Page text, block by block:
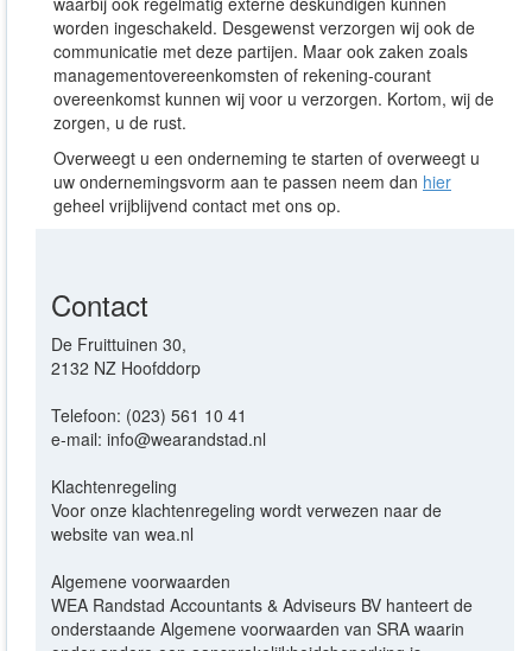
worden ingeschakeld. Desgewenst verzorgen wij ook de
communicatie met deze partijen. Maar ook zaken zoals
managementovereenkomsten of rekening-courant
overeenkomst kunnen wij voor u verzorgen. Kortom, wij de
zorgen, u de rust.
Overweegt u een onderneming te starten of overweegt u
uw ondernemingsvorm aan te passen neem dan hier
geheel vrijblijvend contact met ons op.
Contact
De Fruittuinen 30,
2132 NZ Hoofddorp
Telefoon: (023) 561 10 41
e-mail: info@wearandstad.nl
Klachtenregeling
Voor onze klachtenregeling wordt verwezen naar de
website van wea.nl
Algemene voorwaarden
WEA Randstad Accountants & Adviseurs BV hanteert de
onderstaande Algemene voorwaarden van SRA waarin